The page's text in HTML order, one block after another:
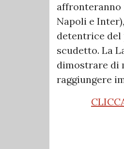
affronteranno
Napoli e
detentrice
scudetto. La
dimostrare di
raggiungere